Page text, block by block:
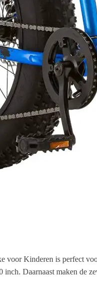
voor Kinderen is perfect
inch. Daarnaast maken de